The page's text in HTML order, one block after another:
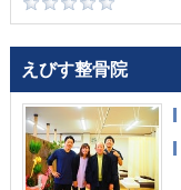
えびす整骨院